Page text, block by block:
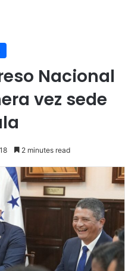
Nacional
vez sede
18 2 minutes read